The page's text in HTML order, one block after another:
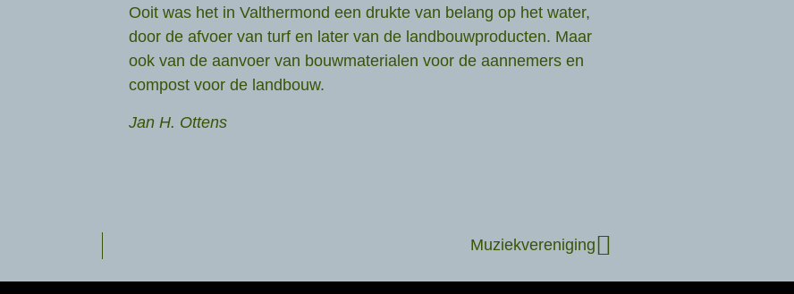
Ooit was het in Valthermond een drukte van belang op het water,
door de afvoer van turf en later van de landbouwproducten. Maar
ook van de aanvoer van bouwmaterialen voor de aannemers en
compost voor de landbouw.
Jan H. Ottens
Muziekvereniging